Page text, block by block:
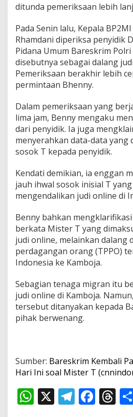
ditunda pemeriksaan lebih
Pada Senin lalu, Kepala
Rhamdani diperiksa penyidik
Pidana Umum Bareskrim
disebutnya sebagai dalang
Pemeriksaan berakhir lebih
permintaan Bhenny.
Dalam pemeriksaan yang
lima jam, Benny mengaku
dari penyidik. Ia juga
menyerahkan data-data yang
sosok T kepada penyidik.
Kendati demikian, ia enggan
jauh ihwal sosok inisial T
mengendalikan judi online di
Benny bahkan
berkata Mister T yang
judi online, melainkan dalang
perdagangan orang (TPPO)
Indonesia ke Kamboja.
Sebagian tenaga migran itu
judi online di Kamboja.
tersebut ditanyakan kepada
pihak berwenang.
Sumber: Bareskrim Kembali
Hari Ini soal Mister T
W X T F T